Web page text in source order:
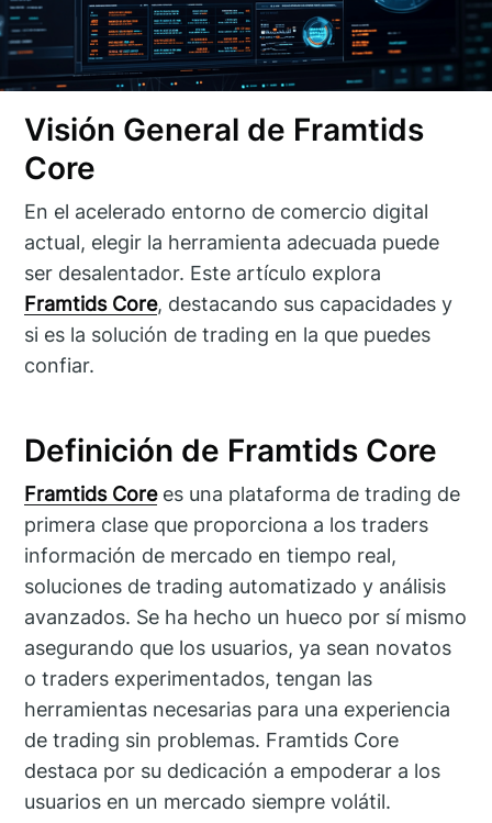
Visión General de Framtids
Core
En el acelerado entorno de comercio digital
actual, elegir la herramienta adecuada puede
ser desalentador. Este artículo explora
Framtids Core, destacando sus capacidades y
si es la solución de trading en la que puedes
confiar.
Definición de Framtids Core
Framtids Corees una plataforma de trading de
primera clase que proporciona a los traders
información de mercado en tiempo real,
soluciones de trading automatizado y análisis
avanzados. Se ha hecho un hueco por sí mismo
asegurando que los usuarios, ya sean novatos
o traders experimentados, tengan las
herramientas necesarias para una experiencia
de trading sin problemas. Framtids Core
destaca por su dedicación a empoderar a los
usuarios en un mercado siempre volátil.